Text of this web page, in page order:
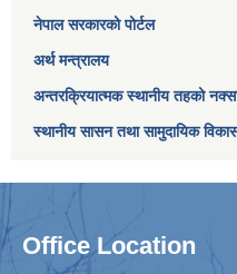
नेपाल सरकारको पोर्टल
अर्थ मन्त्रालय
अन्तरक्रियात्मक स्थानीय तहको
स्थानीय सासन तथा सामुदायिक
Office Location